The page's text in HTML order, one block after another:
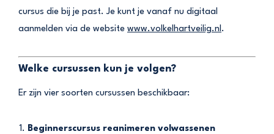
cursus die bij je past. Je kunt je vanaf nu digitaal
aanmelden via de website www.volkelhartveilig.nl.
Welke cursussen kun je volgen?
Er zijn vier soorten cursussen beschikbaar:
Beginnerscursus reanimeren volwassenen